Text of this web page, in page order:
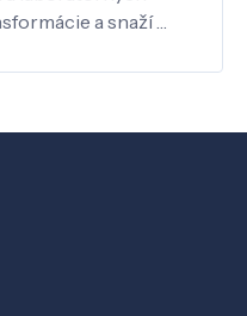
a snaží …